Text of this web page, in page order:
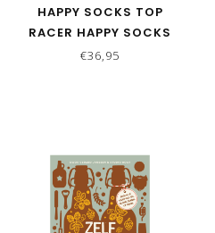
HAPPY SOCKS TOP
RACER HAPPY SOCKS
GIFT SET - 3 PAAR
€36,95